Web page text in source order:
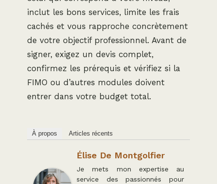
inclut les bons services, limite les frais
cachés et vous rapproche concrètement
de votre objectif professionnel. Avant de
signer, exigez un devis complet,
confirmez les prérequis et vérifiez si la
FIMO ou d’autres modules doivent
entrer dans votre budget total.
À propos Articles récents
Élise De Montgolfier
Je mets mon expertise au
service des passionnés pour